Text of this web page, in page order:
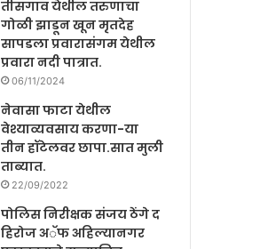
तीसगाव येथील तरुणाचा
गोळी झाडून खून मृतदेह
सापडला प्रवारासंगम येथील
प्रवारा नदी पात्रात.
06/11/2024
नेवासा फाटा येथील
वेश्याव्यवसाय करणा-या
तीन हॉटेलवर छापा.सात मुली
ताब्यात.
22/09/2022
पोलिस निरीक्षक संजय ठेंगे द
हिरोज अॅफ अहिल्यानगर